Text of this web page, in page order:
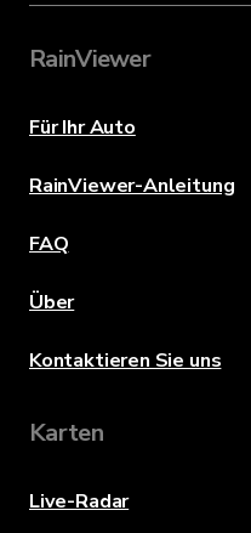
RainViewer
Für Ihr Auto
RainViewer-Anleitung
FAQ
Über
Kontaktieren Sie uns
Karten
Live-Radar